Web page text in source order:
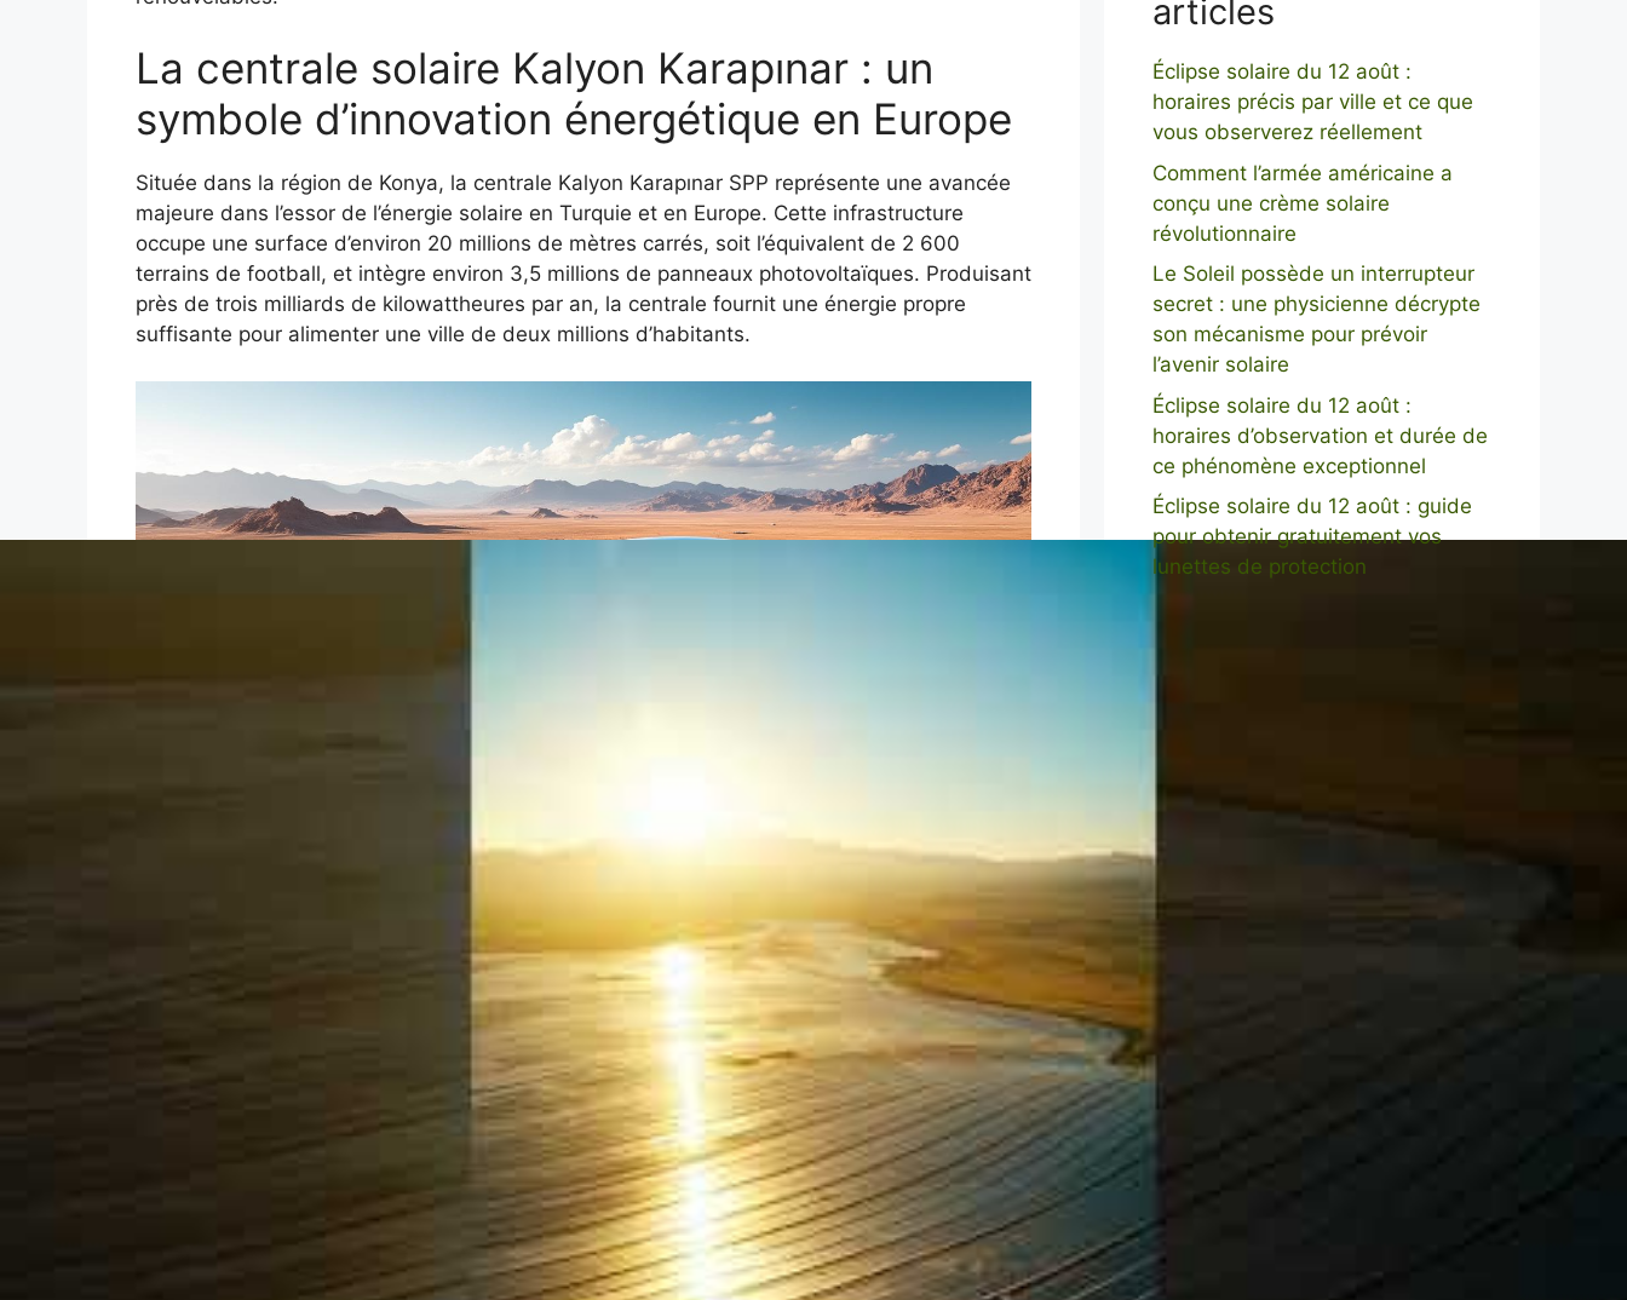
La centrale solaire Kalyon Karapınar : un
symbole d’innovation énergétique en Europe
Située dans la région de Konya, la centrale Kalyon Karapınar SPP représente une avancée
majeure dans l’essor de l’énergie solaire en Turquie et en Europe. Cette infrastructure
occupe une surface d’environ 20 millions de mètres carrés, soit l’équivalent de 2 600
terrains de football, et intègre environ 3,5 millions de panneaux photovoltaïques. Produisant
près de trois milliards de kilowattheures par an, la centrale fournit une énergie propre
suffisante pour alimenter une ville de deux millions d’habitants.
Le bâtiment de contrôle central, conçu par Bilgin Architects, se distingue par une
architecture futuriste avec sa façade métallique réfléchissante et une cour intérieure
luxuriante ouverte sur le ciel. Ce design innovant illustre la volonté turque d’associer
performance énergétique et développement durable dans ses infrastructures. Ce site a
suscité un grand intérêt à l’international, notamment sur les réseaux sociaux où il est
parfois comparé à un décor de film de science-fiction.
Un projet au cœur de la stratégie de transition
La mise en service de Kalyon Karapınar, effective depuis 2023, s’inscrit dans une feuille de
route ambitieuse pour la Turquie, visant à atteindre 120 GW de capacité renouvelable d’ici
2035. Cette centrale solaire contribue significativement à cette ambition, confirmant la
articles
Éclipse solaire du 12 août :
horaires précis par ville et ce que
vous observerez réellement
Comment l’armée américaine a
conçu une crème solaire
révolutionnaire
Le Soleil possède un interrupteur
secret : une physicienne décrypte
son mécanisme pour prévoir
l’avenir solaire
Éclipse solaire du 12 août :
horaires d’observation et durée de
ce phénomène exceptionnel
Éclipse solaire du 12 août : guide
pour obtenir gratuitement vos
lunettes de protection